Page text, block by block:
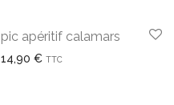
pic apéritif calamars
14,90 € TTC